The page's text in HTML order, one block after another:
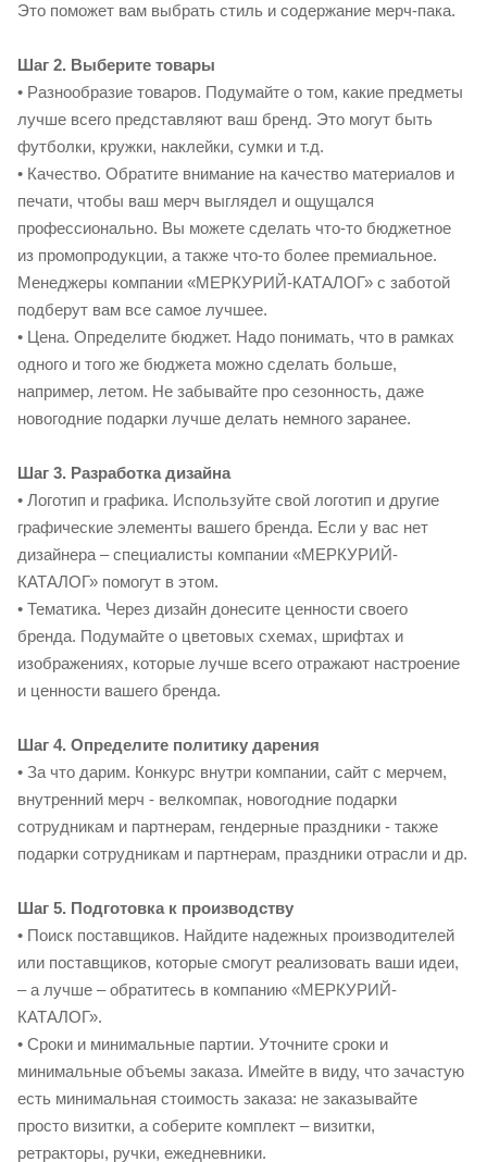
Это поможет вам выбрать стиль и содержание мерч-пака.
Шаг 2. Выберите товары
• Разнообразие товаров. Подумайте о том, какие предметы
лучше всего представляют ваш бренд. Это могут быть
футболки, кружки, наклейки, сумки и т.д.
• Качество. Обратите внимание на качество материалов и
печати, чтобы ваш мерч выглядел и ощущался
профессионально. Вы можете сделать что-то бюджетное
из промопродукции, а также что-то более премиальное.
Менеджеры компании «МЕРКУРИЙ-КАТАЛОГ» с заботой
подберут вам все самое лучшее.
• Цена. Определите бюджет. Надо понимать, что в рамках
одного и того же бюджета можно сделать больше,
например, летом. Не забывайте про сезонность, даже
новогодние подарки лучше делать немного заранее.
Шаг 3. Разработка дизайна
• Логотип и графика. Используйте свой логотип и другие
графические элементы вашего бренда. Если у вас нет
дизайнера – специалисты компании «МЕРКУРИЙ-
КАТАЛОГ» помогут в этом.
• Тематика. Через дизайн донесите ценности своего
бренда. Подумайте о цветовых схемах, шрифтах и
изображениях, которые лучше всего отражают настроение
и ценности вашего бренда.
Шаг 4. Определите политику дарения
• За что дарим. Конкурс внутри компании, сайт с мерчем,
внутренний мерч - велкомпак, новогодние подарки
сотрудникам и партнерам, гендерные праздники - также
подарки сотрудникам и партнерам, праздники отрасли и др.
Шаг 5. Подготовка к производству
• Поиск поставщиков. Найдите надежных производителей
или поставщиков, которые смогут реализовать ваши идеи,
– а лучше – обратитесь в компанию «МЕРКУРИЙ-
КАТАЛОГ».
• Сроки и минимальные партии. Уточните сроки и
минимальные объемы заказа. Имейте в виду, что зачастую
есть минимальная стоимость заказа: не заказывайте
просто визитки, а соберите комплект – визитки,
ретракторы, ручки, ежедневники.